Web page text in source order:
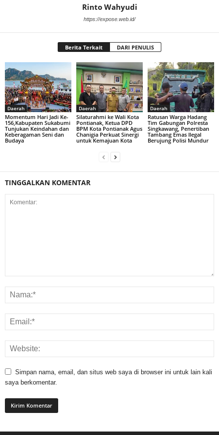
Rinto Wahyudi
https://expose.web.id/
Berita Terkait DARI PENULIS
Daerah
Momentum Hari Jadi Ke-
156,Kabupaten Sukabumi
Tunjukan Keindahan dan
Keberagaman Seni dan
Budaya
Daerah
Silaturahmi ke Wali Kota
Pontianak, Ketua DPD
BPM Kota Pontianak Agus
Chanigia Perkuat Sinergi
untuk Kemajuan Kota
Daerah
Ratusan Warga Hadang
Tim Gabungan Polresta
Singkawang, Penertiban
Tambang Emas Ilegal
Berujung Polisi Mundur
TINGGALKAN KOMENTAR
Simpan nama, email, dan situs web saya di browser ini untuk lain kali
saya berkomentar.